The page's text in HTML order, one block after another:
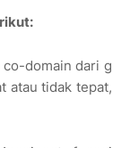
domain dari g
atau tidak tepat,